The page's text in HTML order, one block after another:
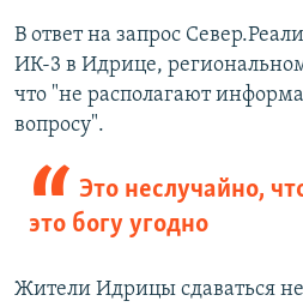
В ответ на запрос
ИК-3 в Идрице,
что "не располагают
вопросу".
Это неслучайно,
это богу угодно
Жители Идрицы сдаваться